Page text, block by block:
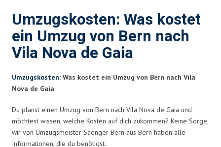
Umzugskosten: Was kostet
ein Umzug von Bern nach
Vila Nova de Gaia
Umzugskosten: Was kostet ein Umzug von Bern nach Vila
Nova de Gaia
Du planst einen Umzug von Bern nach Vila Nova de Gaia und
möchtest wissen, welche Kosten auf dich zukommen? Keine Sorge,
wir von Umzugsmeister Saenger Bern aus Bern haben alle
Informationen, die du benötigst.